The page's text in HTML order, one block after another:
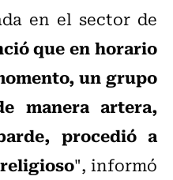
en el sector de
que en horario
un grupo
manera artera,
procedió a
", informó